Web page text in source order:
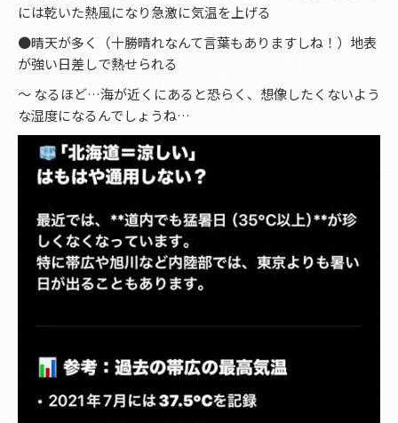
には乾いた熱風になり急激に気温を上げる
●晴天が多く（十勝晴れなんて言葉もありますしね！）地表
が強い日差しで熱せられる
〜 なるほど…海が近くにあると恐らく、想像したくないよう
な湿度になるんでしょうね…